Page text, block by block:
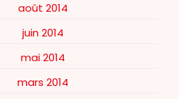
août 2014
juin 2014
mai 2014
mars 2014